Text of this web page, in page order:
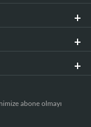
abone olmayı